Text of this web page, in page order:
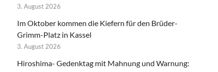
3. August 2026
Im Oktober kommen die Kiefern für den Brüder-
Grimm-Platz in Kassel
3. August 2026
Hiroshima- Gedenktag mit Mahnung und Warnung: